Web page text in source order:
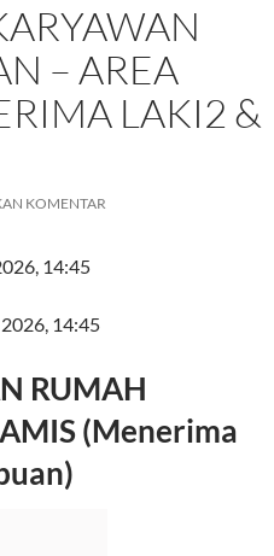
– AREA
LAKI2 &
KOMENTAR
14:45
14:45
RUMAH
(Menerima